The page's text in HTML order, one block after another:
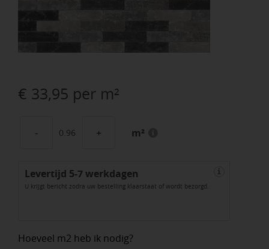
€ 33,95 per m²
Abbeystones
cm
Farfa
m²
Levertijd 5-7 werkdagen
U krijgt bericht zodra uw bestelling klaarstaat of wordt bezorgd.
i
Hoeveel m2 heb ik nodig?